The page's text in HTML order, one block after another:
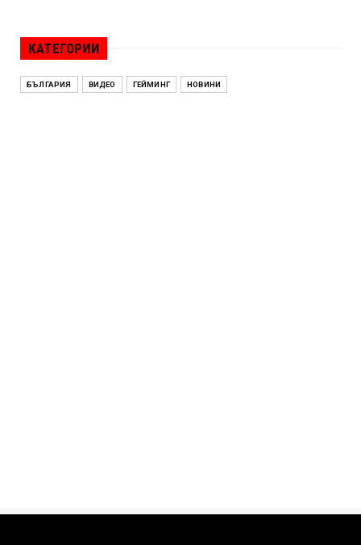
Без милост! Испания пречупи Франция и е
КАТЕГОРИИ
БЪЛГАРИЯ ВИДЕО ГЕЙМИНГ НОВИНИ